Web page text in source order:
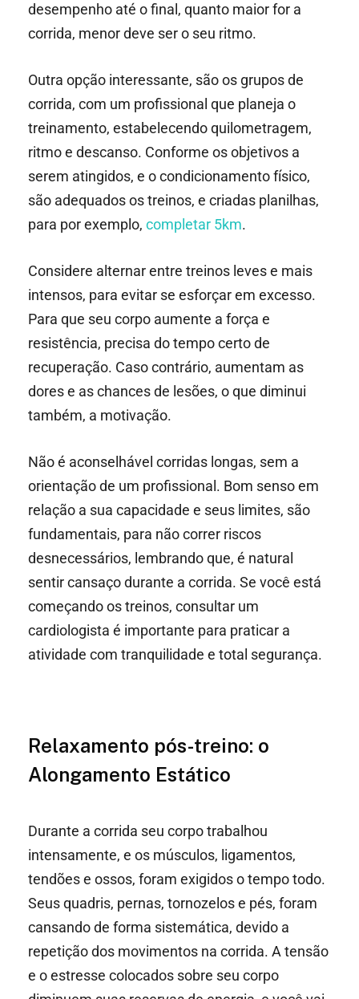
desempenho até o final, quanto maior for a
corrida, menor deve ser o seu ritmo.
Outra opção interessante, são os grupos de
corrida, com um profissional que planeja o
treinamento, estabelecendo quilometragem,
ritmo e descanso. Conforme os objetivos a
serem atingidos, e o condicionamento físico,
são adequados os treinos, e criadas planilhas,
para por exemplo, completar 5km.
Considere alternar entre treinos leves e mais
intensos, para evitar se esforçar em excesso.
Para que seu corpo aumente a força e
resistência, precisa do tempo certo de
recuperação. Caso contrário, aumentam as
dores e as chances de lesões, o que diminui
também, a motivação.
Não é aconselhável corridas longas, sem a
orientação de um profissional. Bom senso em
relação a sua capacidade e seus limites, são
fundamentais, para não correr riscos
desnecessários, lembrando que, é natural
sentir cansaço durante a corrida. Se você está
começando os treinos, consultar um
cardiologista é importante para praticar a
atividade com tranquilidade e total segurança.
Relaxamento pós-treino: o
Alongamento Estático
Durante a corrida seu corpo trabalhou
intensamente, e os músculos, ligamentos,
tendões e ossos, foram exigidos o tempo todo.
Seus quadris, pernas, tornozelos e pés, foram
cansando de forma sistemática, devido a
repetição dos movimentos na corrida. A tensão
e o estresse colocados sobre seu corpo